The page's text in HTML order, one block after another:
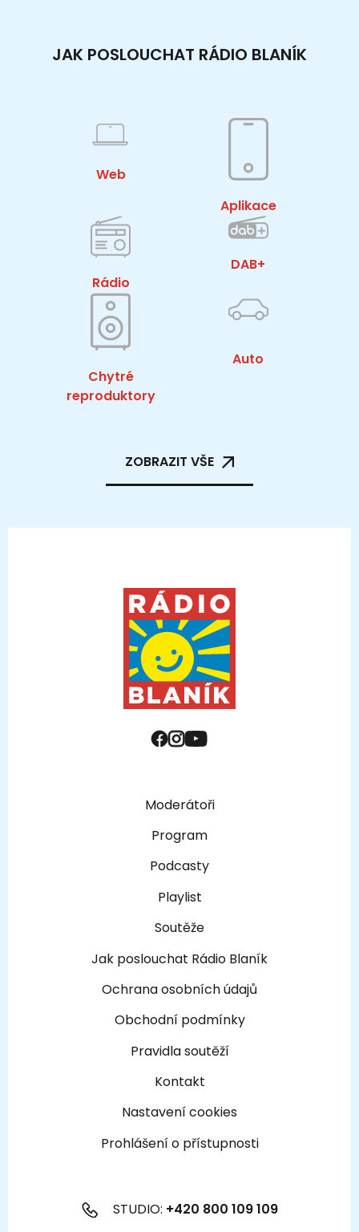
JAK POSLOUCHAT RÁDIO BLANÍK
Web
Aplikace
Rádio
DAB+
Chytré
reproduktory
Auto
ZOBRAZIT VŠE
Moderátoři
Program
Podcasty
Playlist
Soutěže
Jak poslouchat Rádio Blaník
Ochrana osobních údajů
Obchodní podmínky
Pravidla soutěží
Kontakt
Nastavení cookies
Prohlášení o přístupnosti
STUDIO: +420 800 109 109